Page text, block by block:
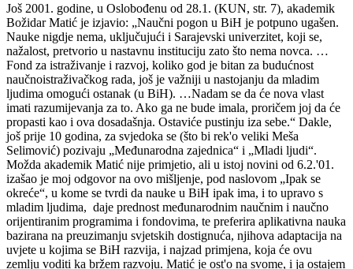
Još 2001. godine, u Oslobođenu od 28.1. (KUN, str. 7), akademik
Božidar Matić je izjavio: „Naučni pogon u BiH je potpuno ugašen.
Nauke nigdje nema, uključujući i Sarajevski univerzitet, koji se,
nažalost, pretvorio u nastavnu instituciju zato što nema novca. …
Fond za istraživanje i razvoj, koliko god je bitan za budućnost
naučnoistraživačkog rada, još je važniji u nastojanju da mladim
ljudima omogući ostanak (u BiH). …Nadam se da će nova vlast
imati razumijevanja za to. Ako ga ne bude imala, proričem joj da će
propasti kao i ova dosadašnja. Ostaviće pustinju iza sebe.“ Dakle,
još prije 10 godina, za svjedoka se (što bi rek'o veliki Meša
Selimović) pozivaju „Međunarodna zajednica“ i „Mladi ljudi“.
Možda akademik Matić nije primjetio, ali u istoj novini od 6.2.'01.
izašao je moj odgovor na ovo mišljenje, pod naslovom „Ipak se
okreće“, u kome se tvrdi da nauke u BiH ipak ima, i to upravo s
mladim ljudima, daje prednost međunarodnim naučnim i naučno
orijentiranim programima i fondovima, te preferira aplikativna nauka
bazirana na preuzimanju svjetskih dostignuća, njihova adaptacija na
uvjete u kojima se BiH razvija, i najzad primjena, koja će ovu
zemlju voditi ka bržem razvoju. Matić je ost'o na svome, i ja ostajem